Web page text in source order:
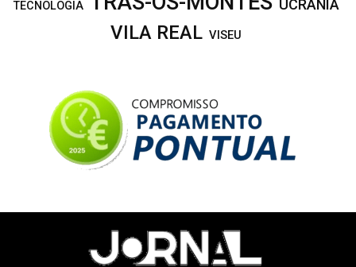
TECNOLOGIA UCRANIA
VILA REAL VISEU